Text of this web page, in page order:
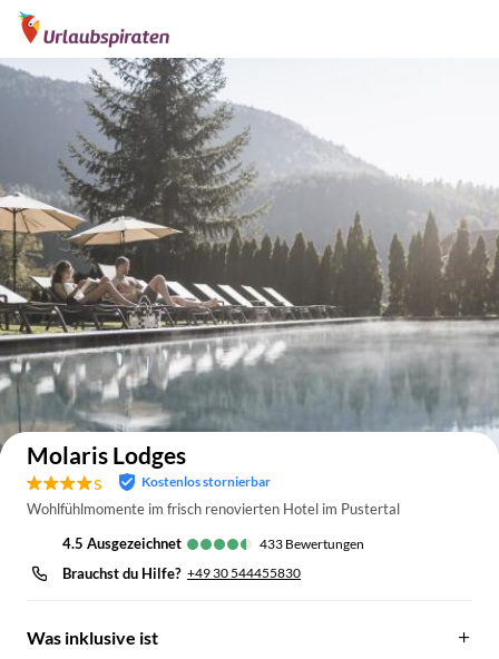
Auf der Karte anzeigen
Molaris Lodges
s Kostenlos stornierbar
Wohlfühlmomente im frisch renovierten Hotel im Pustertal
4.5
ausgezeichnet 433 Bewertungen
Brauchst du Hilfe? +49 30 544455830
Was inklusive ist